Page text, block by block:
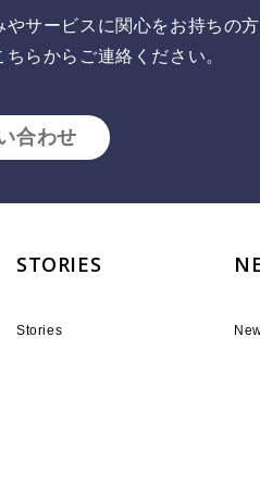
サービスに関心をお持ちの方
らからご連絡ください。
合わせ
STORIES
Stories